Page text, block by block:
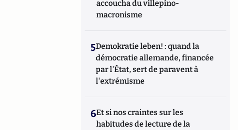
accoucha du villepino-
macronisme
5Demokratie leben! : quand la
démocratie allemande, financée
par l'État, sert de paravent à
l'extrémisme
6Et si nos craintes sur les
habitudes de lecture de la